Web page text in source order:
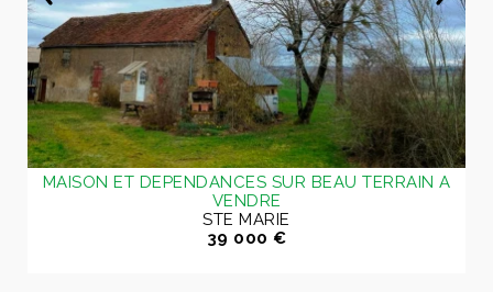
MAISON ET DEPENDANCES SUR BEAU TERRAIN A
VENDRE
STE MARIE
39 000 €